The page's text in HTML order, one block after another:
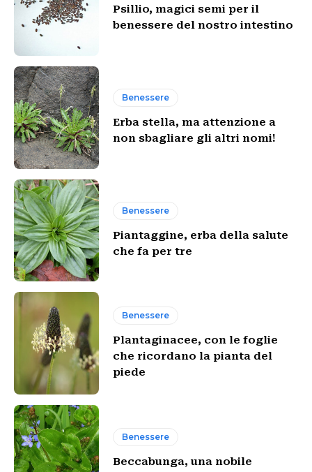
Psillio, magici semi per il
benessere del nostro intestino
Benessere
Erba stella, ma attenzione a
non sbagliare gli altri nomi!
Benessere
Piantaggine, erba della salute
che fa per tre
Benessere
Plantaginacee, con le foglie
che ricordano la pianta del
piede
Benessere
Beccabunga, una nobile